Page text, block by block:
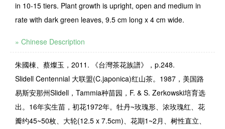
in 10-15 tiers. Plant growth is upright, open and medium in
rate with dark green leaves, 9.5 cm long x 4 cm wide.
» Chinese Description
朱國棟、蔡燦玉，2011. 《台灣茶花族譜》，p.248.
Slidell Centennial 大联盟(C.japonica)红山茶。 1987， 美国路
易斯安那州Slidell ， Tammia种苗园， F. & S. Zerkowski培育选
出。 16年实生苗，初花1972年。牡丹~玫瑰形、浓玫瑰红、花
瓣约45~50枚、大轮(12.5 x 7.5cm)、花期1~2月、树性直立、